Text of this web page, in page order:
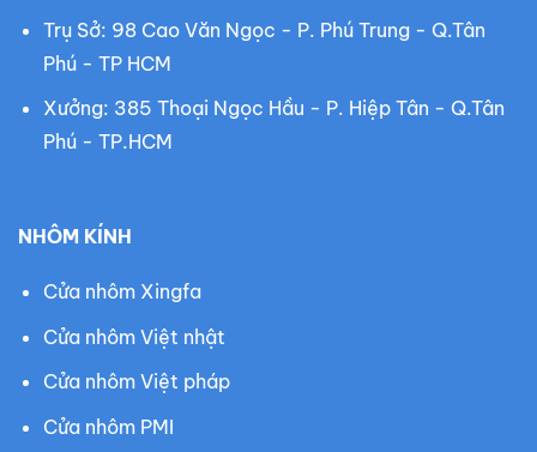
Trụ Sở: 98 Cao Văn Ngọc - P. Phú Trung - Q.Tân
Phú - TP HCM
Xưởng: 385 Thoại Ngọc Hầu - P. Hiệp Tân - Q.Tân
Phú - TP.HCM
NHÔM KÍNH
Cửa nhôm Xingfa
Cửa nhôm Việt nhật
Cửa nhôm Việt pháp
Cửa nhôm PMI